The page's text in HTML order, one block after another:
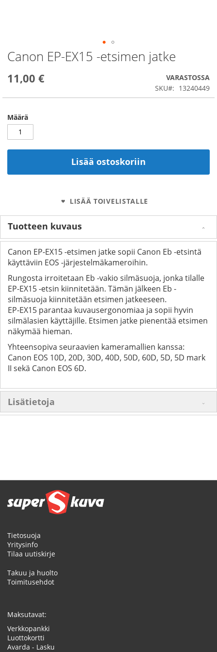
Canon EP-EX15 -etsimen jatke
11,00 €
VARASTOSSA
SKU
13240449
Määrä
Lisää ostoskoriin
LISÄÄ TOIVELISTALLE
Skip
to
beginning
the
gallery
Tuotteen kuvaus
Canon EP-EX15 -etsimen jatke sopii Canon Eb -etsintä
käyttäviin EOS -järjestelmäkameroihin.
Rungosta irroitetaan Eb -vakio silmäsuoja, jonka tilalle
EP-EX15 -etsin kiinnitetään. Tämän jälkeen Eb -
silmäsuoja kiinnitetään etsimen jatkeeseen.
EP-EX15 parantaa kuvausergonomiaa ja sopii hyvin
silmälasien käyttäjille. Etsimen jatke pienentää etsimen
näkymää hieman.
Yhteensopiva seuraavien kameramallien kanssa:
Canon EOS 10D, 20D, 30D, 40D, 50D, 60D, 5D, 5D mark
II sekä Canon EOS 6D.
Lisätietoja
Tietosuoja
Yritysinfo
Tilaa uutiskirje
Takuu ja huolto
Toimitusehdot
Maksutavat:
Verkkopankki
Luottokortti
Avarda - Lasku